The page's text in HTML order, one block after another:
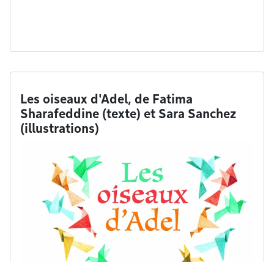
Les oiseaux d'Adel, de Fatima
Sharafeddine (texte) et Sara Sanchez
(illustrations)